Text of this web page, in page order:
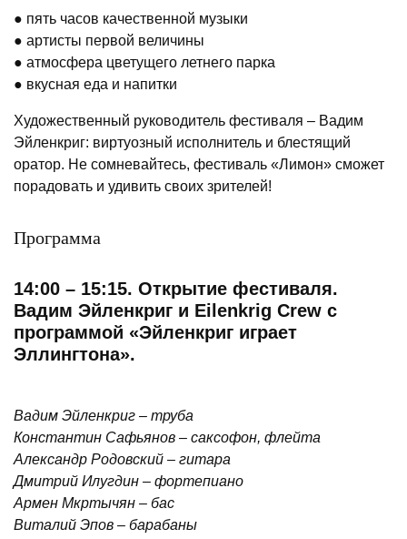
● пять часов качественной музыки
● артисты первой величины
● атмосфера цветущего летнего парка
● вкусная еда и напитки
Художественный руководитель фестиваля – Вадим
Эйленкриг: виртуозный исполнитель и блестящий
оратор. Не сомневайтесь, фестиваль «Лимон» сможет
порадовать и удивить своих зрителей!
Программа
14:00 – 15:15. Открытие фестиваля.
Вадим Эйленкриг и Eilenkrig Crew с
программой «Эйленкриг играет
Эллингтона».
Вадим Эйленкриг – труба
Константин Сафьянов – саксофон, флейта
Александр Родовский – гитара
Дмитрий Илугдин – фортепиано
Армен Мкртычян – бас
Виталий Эпов – барабаны